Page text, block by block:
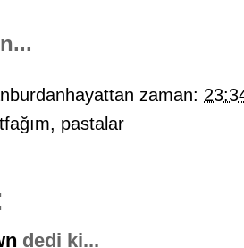
zaman:
, pastalar
dedi ki...